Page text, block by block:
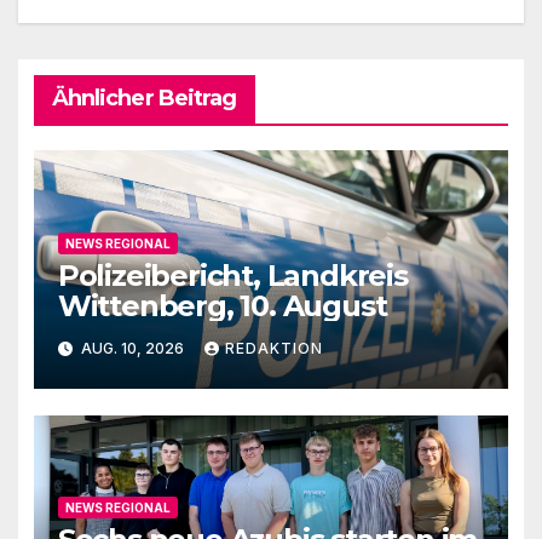
Ähnlicher Beitrag
NEWS REGIONAL
Polizeibericht, Landkreis
Wittenberg, 10. August
AUG. 10, 2026 REDAKTION
NEWS REGIONAL